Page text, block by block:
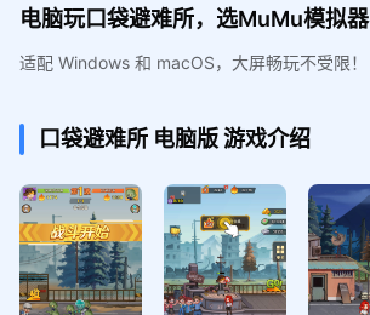
电脑玩口袋避难所，选MuMu模拟器
适配 Windows 和 macOS，大屏畅玩不受限！
口袋避难所 电脑版游戏介绍